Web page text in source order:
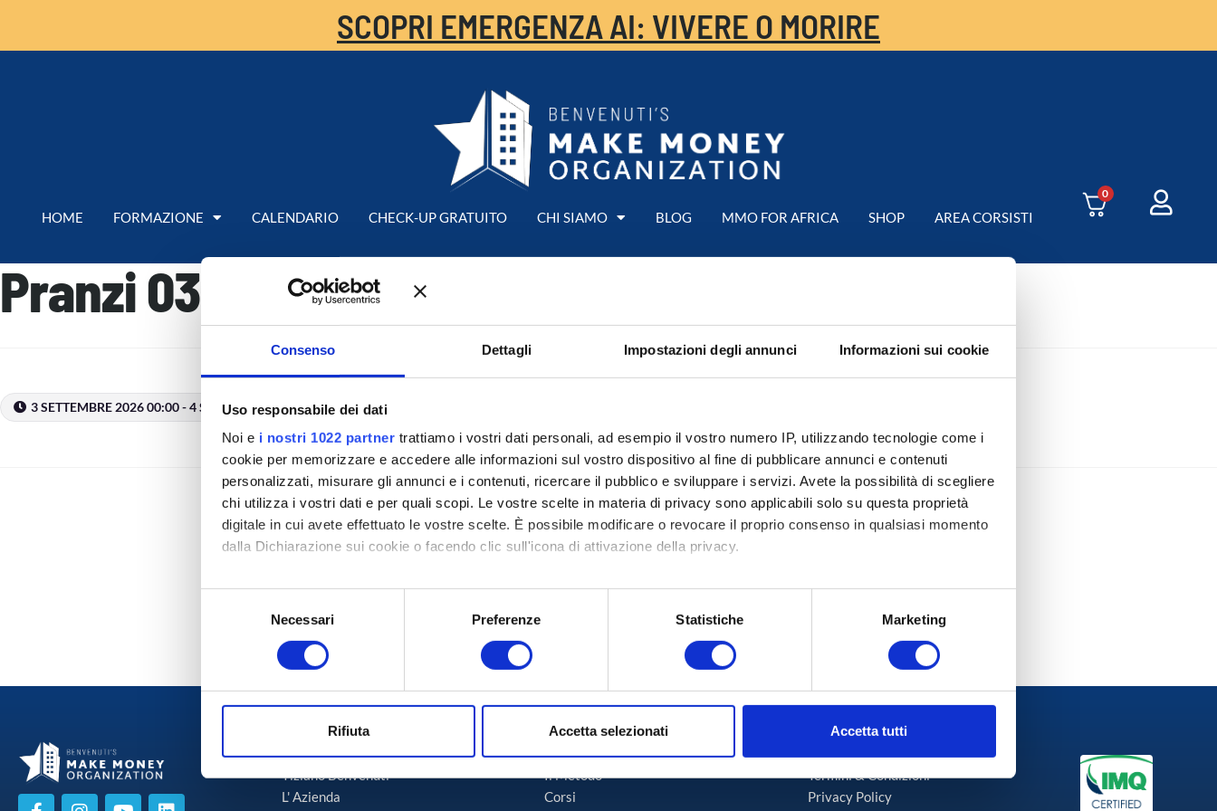
Consenso Dettagli Impostazioni degli annunci Informazioni sui cookie
Uso responsabile dei dati
Noi e i nostri 1022 partner trattiamo i vostri dati personali, ad esempio il vostro numero IP, utilizzando tecnologie come i
cookie per memorizzare e accedere alle informazioni sul vostro dispositivo al fine di pubblicare annunci e contenuti
personalizzati, misurare gli annunci e i contenuti, ricercare il pubblico e sviluppare i servizi. Avete la possibilità di scegliere
chi utilizza i vostri dati e per quali scopi. Le vostre scelte in materia di privacy sono applicabili solo su questa proprietà
digitale in cui avete effettuato le vostre scelte. È possibile modificare o revocare il proprio consenso in qualsiasi momento
dalla Dichiarazione sui cookie o facendo clic sull'icona di attivazione della privacy.
Con il tuo consenso, vorremmo anche:
raccogliere informazioni sulla tua posizione geografica, con un'approssimazione di qualche metro,
Identificare il tuo dispositivo, scansionandolo attivamente alla ricerca di caratteristiche specifiche (impronte
digitali).
modificare o ritirare il tuo consenso in qualsiasi momento dalla Dichiarazione sui cookie.
di analisi dei dati web, pubblicità e social media, i quali potrebbero combinarle con altre informazioni che ha fornito loro o
z
e
Necessari Preferenze Statistiche Marketing
Rifiuta Accetta selezionati Accetta tutti
SCOPRI EMERGENZA AI: VIVERE O MORIRE
HOME FORMAZIONE CALENDARIO CHECK-UP GRATUITO CHI SIAMO BLOG MMO FOR AFRICA SHOP AREA CORSISTI
0
Pranzi 03 – 04 Settembre 2026 – Pisa
3 SETTEMBRE 2026 00:00 - 4 SETTEMBRE 2026 23:45
Pranzi 08 – 10 Settembre 2026 – Pisa
Chi Siamo
Tiziano Benvenuti
L' Azienda
Formazione
Il Metodo
Corsi
Link Utili
Termini & Condizioni
Privacy Policy